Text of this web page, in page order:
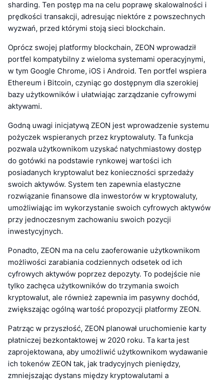
sharding. Ten postęp ma na celu poprawę skalowalności i
prędkości transakcji, adresując niektóre z powszechnych
wyzwań, przed którymi stoją sieci blockchain.
Oprócz swojej platformy blockchain, ZEON wprowadził
portfel kompatybilny z wieloma systemami operacyjnymi,
w tym Google Chrome, iOS i Android. Ten portfel wspiera
Ethereum i Bitcoin, czyniąc go dostępnym dla szerokiej
bazy użytkowników i ułatwiając zarządzanie cyfrowymi
aktywami.
Godną uwagi inicjatywą ZEON jest wprowadzenie systemu
pożyczek wspieranych przez kryptowaluty. Ta funkcja
pozwala użytkownikom uzyskać natychmiastowy dostęp
do gotówki na podstawie rynkowej wartości ich
posiadanych kryptowalut bez konieczności sprzedaży
swoich aktywów. System ten zapewnia elastyczne
rozwiązanie finansowe dla inwestorów w kryptowaluty,
umożliwiając im wykorzystanie swoich cyfrowych aktywów
przy jednoczesnym zachowaniu swoich pozycji
inwestycyjnych.
Ponadto, ZEON ma na celu zaoferowanie użytkownikom
możliwości zarabiania codziennych odsetek od ich
cyfrowych aktywów poprzez depozyty. To podejście nie
tylko zachęca użytkowników do trzymania swoich
kryptowalut, ale również zapewnia im pasywny dochód,
zwiększając ogólną wartość propozycji platformy ZEON.
Patrząc w przyszłość, ZEON planował uruchomienie karty
płatniczej bezkontaktowej w 2020 roku. Ta karta jest
zaprojektowana, aby umożliwić użytkownikom wydawanie
ich tokenów ZEON tak, jak tradycyjnych pieniędzy,
zmniejszając dystans między kryptowalutami a